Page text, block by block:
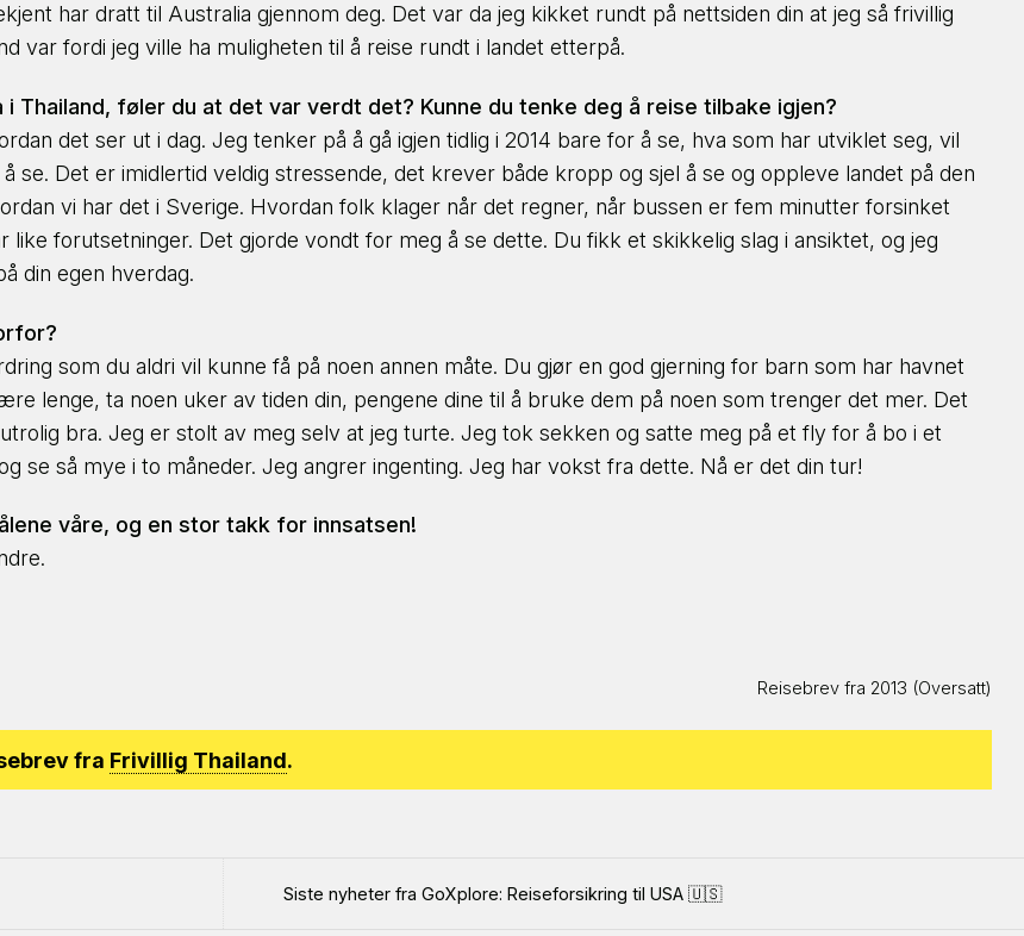
har dratt til Australia gjennom deg. Det var da jeg kikket rundt på nettsiden din at jeg så frivillig
var fordi jeg ville ha muligheten til å reise rundt i landet etterpå.
Thailand, føler du at det var verdt det? Kunne du tenke deg å reise tilbake igjen?
det ser ut i dag. Jeg tenker på å gå igjen tidlig i 2014 bare for å se, hva som har utviklet seg, vil
Det er imidlertid veldig stressende, det krever både kropp og sjel å se og oppleve landet på den
vi har det i Sverige. Hvordan folk klager når det regner, når bussen er fem minutter forsinket
forutsetninger. Det gjorde vondt for meg å se dette. Du fikk et skikkelig slag i ansiktet, og jeg
din egen hverdag.
som du aldri vil kunne få på noen annen måte. Du gjør en god gjerning for barn som har havnet
lenge, ta noen uker av tiden din, pengene dine til å bruke dem på noen som trenger det mer. Det
bra. Jeg er stolt av meg selv at jeg turte. Jeg tok sekken og satte meg på et fly for å bo i et
se så mye i to måneder. Jeg angrer ingenting. Jeg har vokst fra dette. Nå er det din tur!
våre, og en stor takk for innsatsen!
Reisebrev fra 2013 (Oversatt)
fra Frivillig Thailand.
Siste nyheter fra GoXplore: Reiseforsikring til USA 🇺🇸